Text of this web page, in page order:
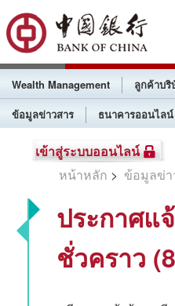
Wealth Management ลูกค้าบ
ข้อมูลข่าวสาร
ธนาคารออนไลน์
เข้าสู่ระบบออนไลน์
หน้าหลัก > ข้อมูลข่า
ประกาศแ
ชั่วคราว